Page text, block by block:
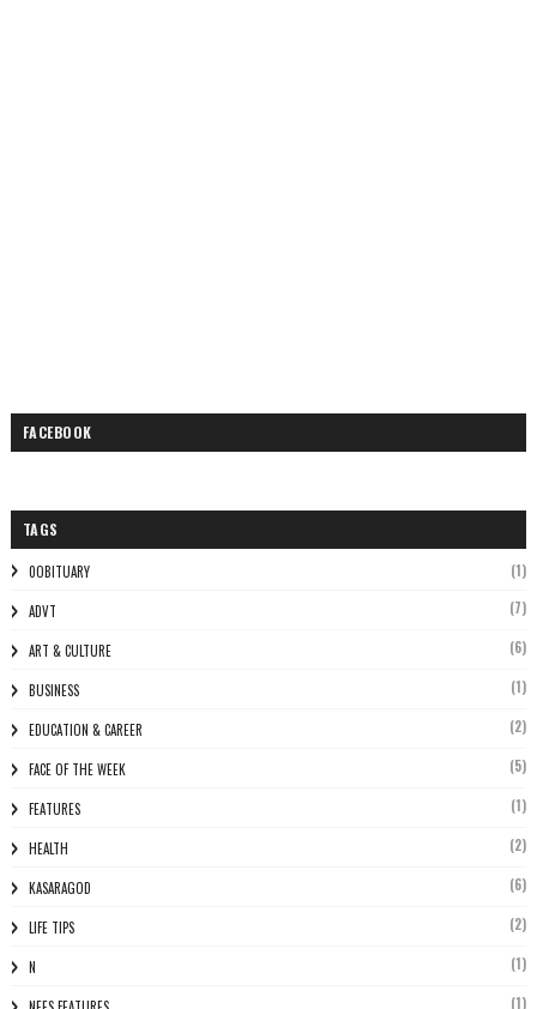
FACEBOOK
TAGS
0OBITUARY (1)
ADVT (7)
ART & CULTURE (6)
BUSINESS (1)
EDUCATION & CAREER (2)
FACE OF THE WEEK (5)
FEATURES (1)
HEALTH (2)
KASARAGOD (6)
LIFE TIPS (2)
N (1)
(1)